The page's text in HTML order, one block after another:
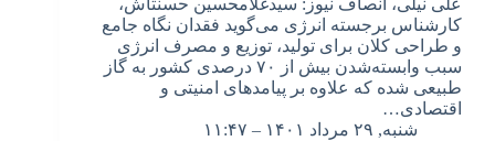
علی نیلی، انصاف نیوز: سیدغلامحسین حسنتاش،
کارشناس برجسته انرژی می‌گوید فقدان نگاه جامع
و طراحی کلان برای تولید، توزیع و مصرف انرژی
سبب وابسته‌شدن بیش از ۷۰ درصدی کشور به گاز
طبیعی شده که علاوه بر پیامدهای امنیتی و
اقتصادی…
شنبه, ۲۹ مرداد ۱۴۰۱ – ۱۱:۴۷